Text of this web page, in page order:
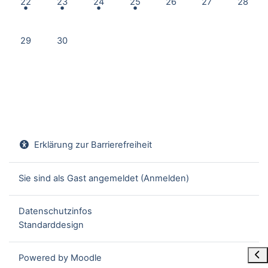
Keine Termine, Montag, 29. Juni
29 Keine Termine, Dienstag, 30. Juni
30
Erklärung zur Barrierefreiheit
Sie sind als Gast angemeldet (Anmelden)
Datenschutzinfos
Standarddesign
Powered by Moodle